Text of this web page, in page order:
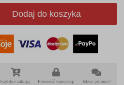
Dodaj do koszyka
Szybkie zakupy Pewność transakcji Masz pytanie?